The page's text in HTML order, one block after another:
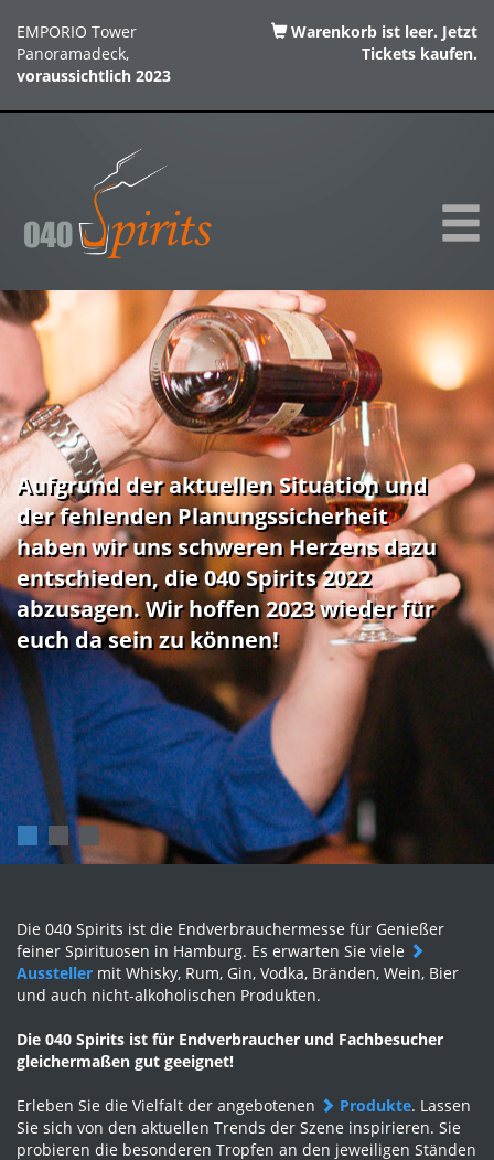
EMPORIO Tower
Panoramadeck,
voraussichtlich 2023
Warenkorb ist leer. Jetzt
Tickets kaufen.
Aufgrund der aktuellen Situation und
der fehlenden Planungssicherheit
haben wir uns schweren Herzens dazu
entschieden, die 040 Spirits 2022
abzusagen. Wir hoffen 2023 wieder für
euch da sein zu können!
Die 040 Spirits ist die Endverbrauchermesse für Genießer
feiner Spirituosen in Hamburg. Es erwarten Sie viele
Aussteller mit Whisky, Rum, Gin, Vodka, Bränden, Wein, Bier
und auch nicht-alkoholischen Produkten.
Die 040 Spirits ist für Endverbraucher und Fachbesucher
gleichermaßen gut geeignet!
Erleben Sie die Vielfalt der angebotenen Produkte. Lassen
Sie sich von den aktuellen Trends der Szene inspirieren. Sie
probieren die besonderen Tropfen an den jeweiligen Ständen